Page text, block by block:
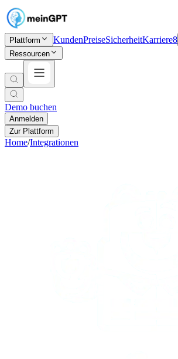
Plattform KundenPreiseSicherheitKarriere8
Ressourcen
Demo buchen
Anmelden
Zur Plattform
Home/Integrationen